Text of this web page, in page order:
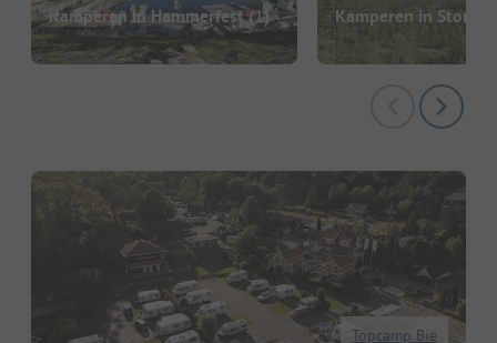
Kamperen in Hammerfest(1) Kamperen in Stor
Topcamp Bie